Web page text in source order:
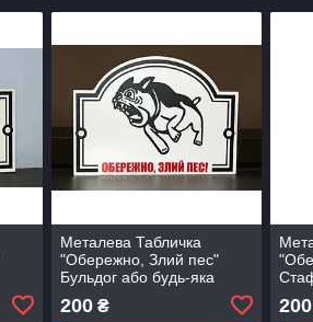
Металева Табличка
"Обережно, Злий пес"
Бульдог або будь-яка
200₴ 200